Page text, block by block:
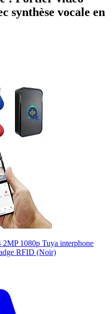
synthèse vocale en
1080p Tuya interphone
RFID (Noir)